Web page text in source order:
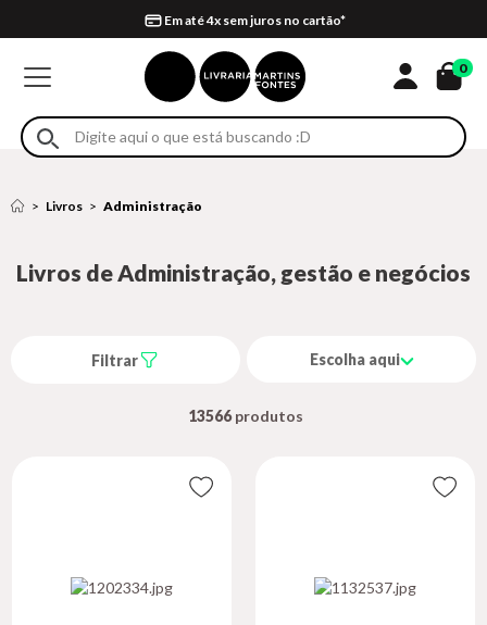
Formas de entrega
Compra 100% segura
Em até 4x sem juros no cartão*
Retire na loja
Eventos
0
Livros Administração
Livros de Administração, gestão e negócios
Filtrar Escolha aqui
13566